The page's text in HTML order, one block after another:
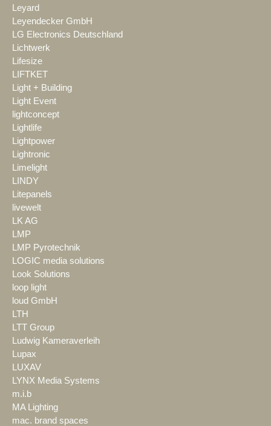
Leyard
Leyendecker GmbH
LG Electronics Deutschland
Lichtwerk
Lifesize
LIFTKET
Light + Building
Light Event
lightconcept
Lightlife
Lightpower
Lightronic
Limelight
LINDY
Litepanels
livewelt
LK AG
LMP
LMP Pyrotechnik
LOGIC media solutions
Look Solutions
loop light
loud GmbH
LTH
LTT Group
Ludwig Kameraverleih
Lupax
LUXAV
LYNX Media Systems
m.i.b
MA Lighting
mac. brand spaces